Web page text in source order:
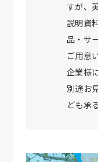
すが、
説明資
品・サ
ご用意
企業様
別途お
ども承